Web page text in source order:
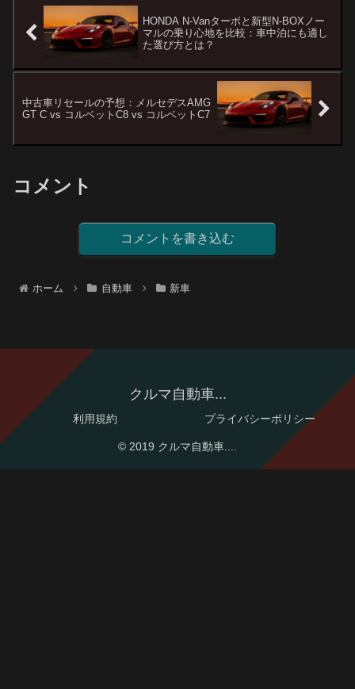
HONDA N-Vanターボと新型N-BOXノー
マルの乗り心地を比較：車中泊にも適し
た選び方とは？
中古車リセールの予想：メルセデスAMG
GT C vs コルベットC8 vs コルベットC7
コメント
コメントを書き込む
ホーム 自動車 新車
クルマ自動車...
利用規約 プライバシーポリシー
© 2019 クルマ自動車....